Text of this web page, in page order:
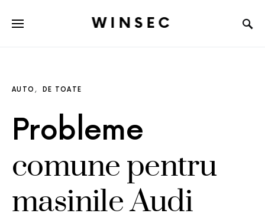
WINSEC
AUTO DE TOATE
Probleme
comune pentru
masinile Audi